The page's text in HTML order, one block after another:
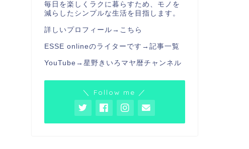
毎日を楽しくラクに暮らすため、モノを
減らしたシンプルな生活を目指します。
詳しいプロフィール→ こちら
ESSE onlineのライターです→ 記事一覧
YouTube→ 星野きいろマヤ暦チャンネル
＼ Follow me ／